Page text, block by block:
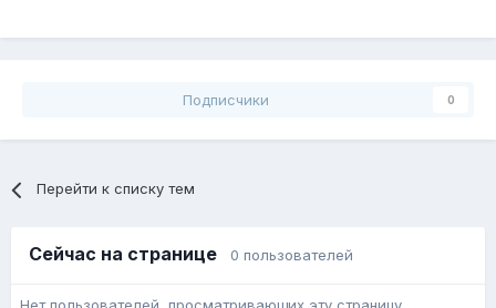
Подписчики 0
Перейти к списку тем
Сейчас на странице 0 пользователей